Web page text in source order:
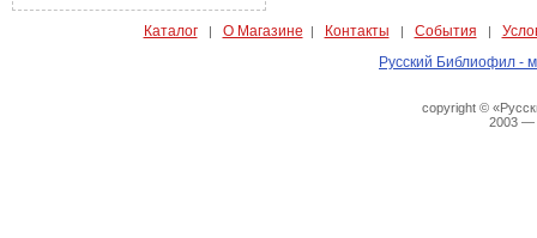
Каталог| О Магазине | Контакты | События |
Русский Библиофил -
copyright ©
2003 —